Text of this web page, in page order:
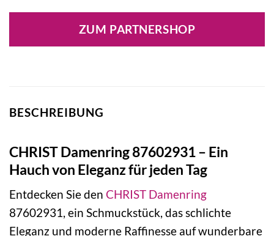
ZUM PARTNERSHOP
BESCHREIBUNG
CHRIST Damenring 87602931 – Ein
Hauch von Eleganz für jeden Tag
Entdecken Sie den CHRIST Damenring
87602931, ein Schmuckstück, das schlichte
Eleganz und moderne Raffinesse auf wunderbare